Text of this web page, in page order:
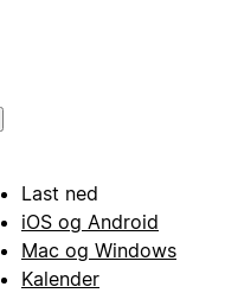
Last ned
iOS og Android
Mac og Windows
Kalender